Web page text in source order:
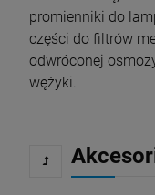
promienniki do
części do filtrów
odwróconej
wężyki.